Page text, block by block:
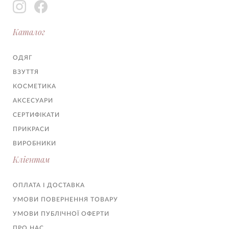
Каталог
ОДЯГ
ВЗУТТЯ
КОСМЕТИКА
АКСЕСУАРИ
СЕРТИФІКАТИ
ПРИКРАСИ
ВИРОБНИКИ
Клієнтам
ОПЛАТА І ДОСТАВКА
УМОВИ ПОВЕРНЕННЯ ТОВАРУ
УМОВИ ПУБЛІЧНОЇ ОФЕРТИ
ПРО НАС